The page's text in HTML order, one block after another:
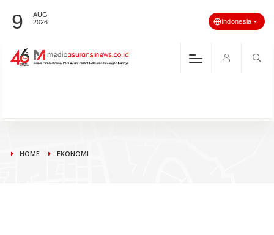
9
AUG
2026
Indonesia
HOME EKONOMI